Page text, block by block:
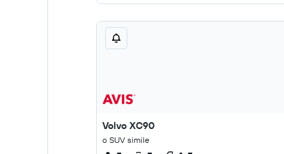
Volvo XC90
o SUV simile